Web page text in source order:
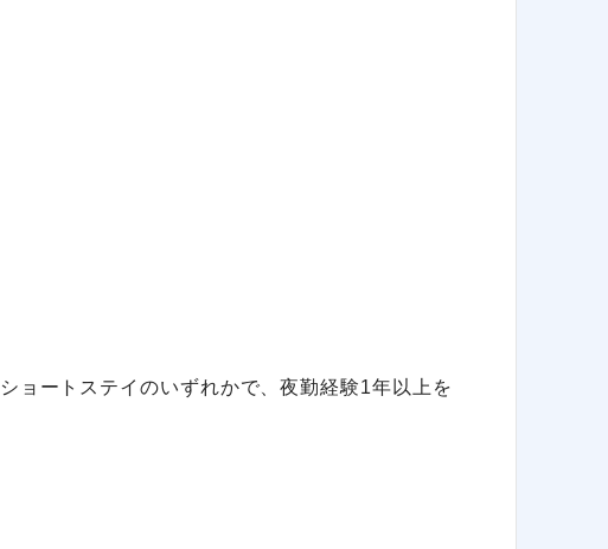
ョートステイのいずれかで、夜勤経験1年以上を